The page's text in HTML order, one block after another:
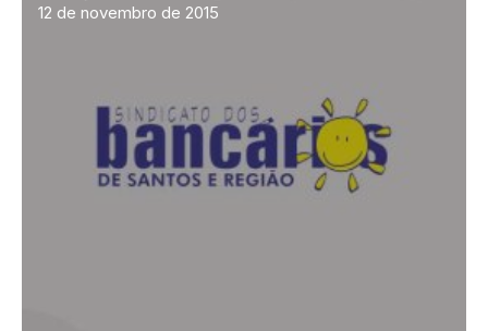
12 de novembro de 2015